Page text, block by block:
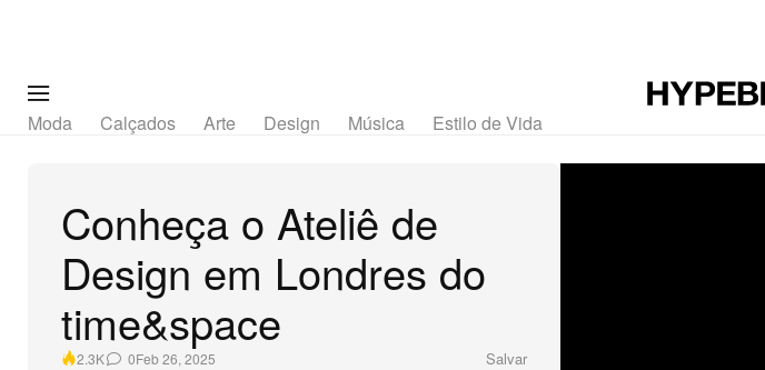
Moda Calçados Arte Design Música Estilo de Vida
Conheça o Ateliê de
Design em Londres do
time&space
2.3K 0Feb 26, 2025 Salvar